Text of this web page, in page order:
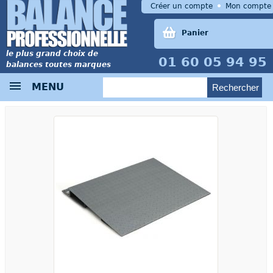
le plus grand choix de
balances toutes marques
01 60 05 94 95
Panier
Créer un compte Mon compte
MENU